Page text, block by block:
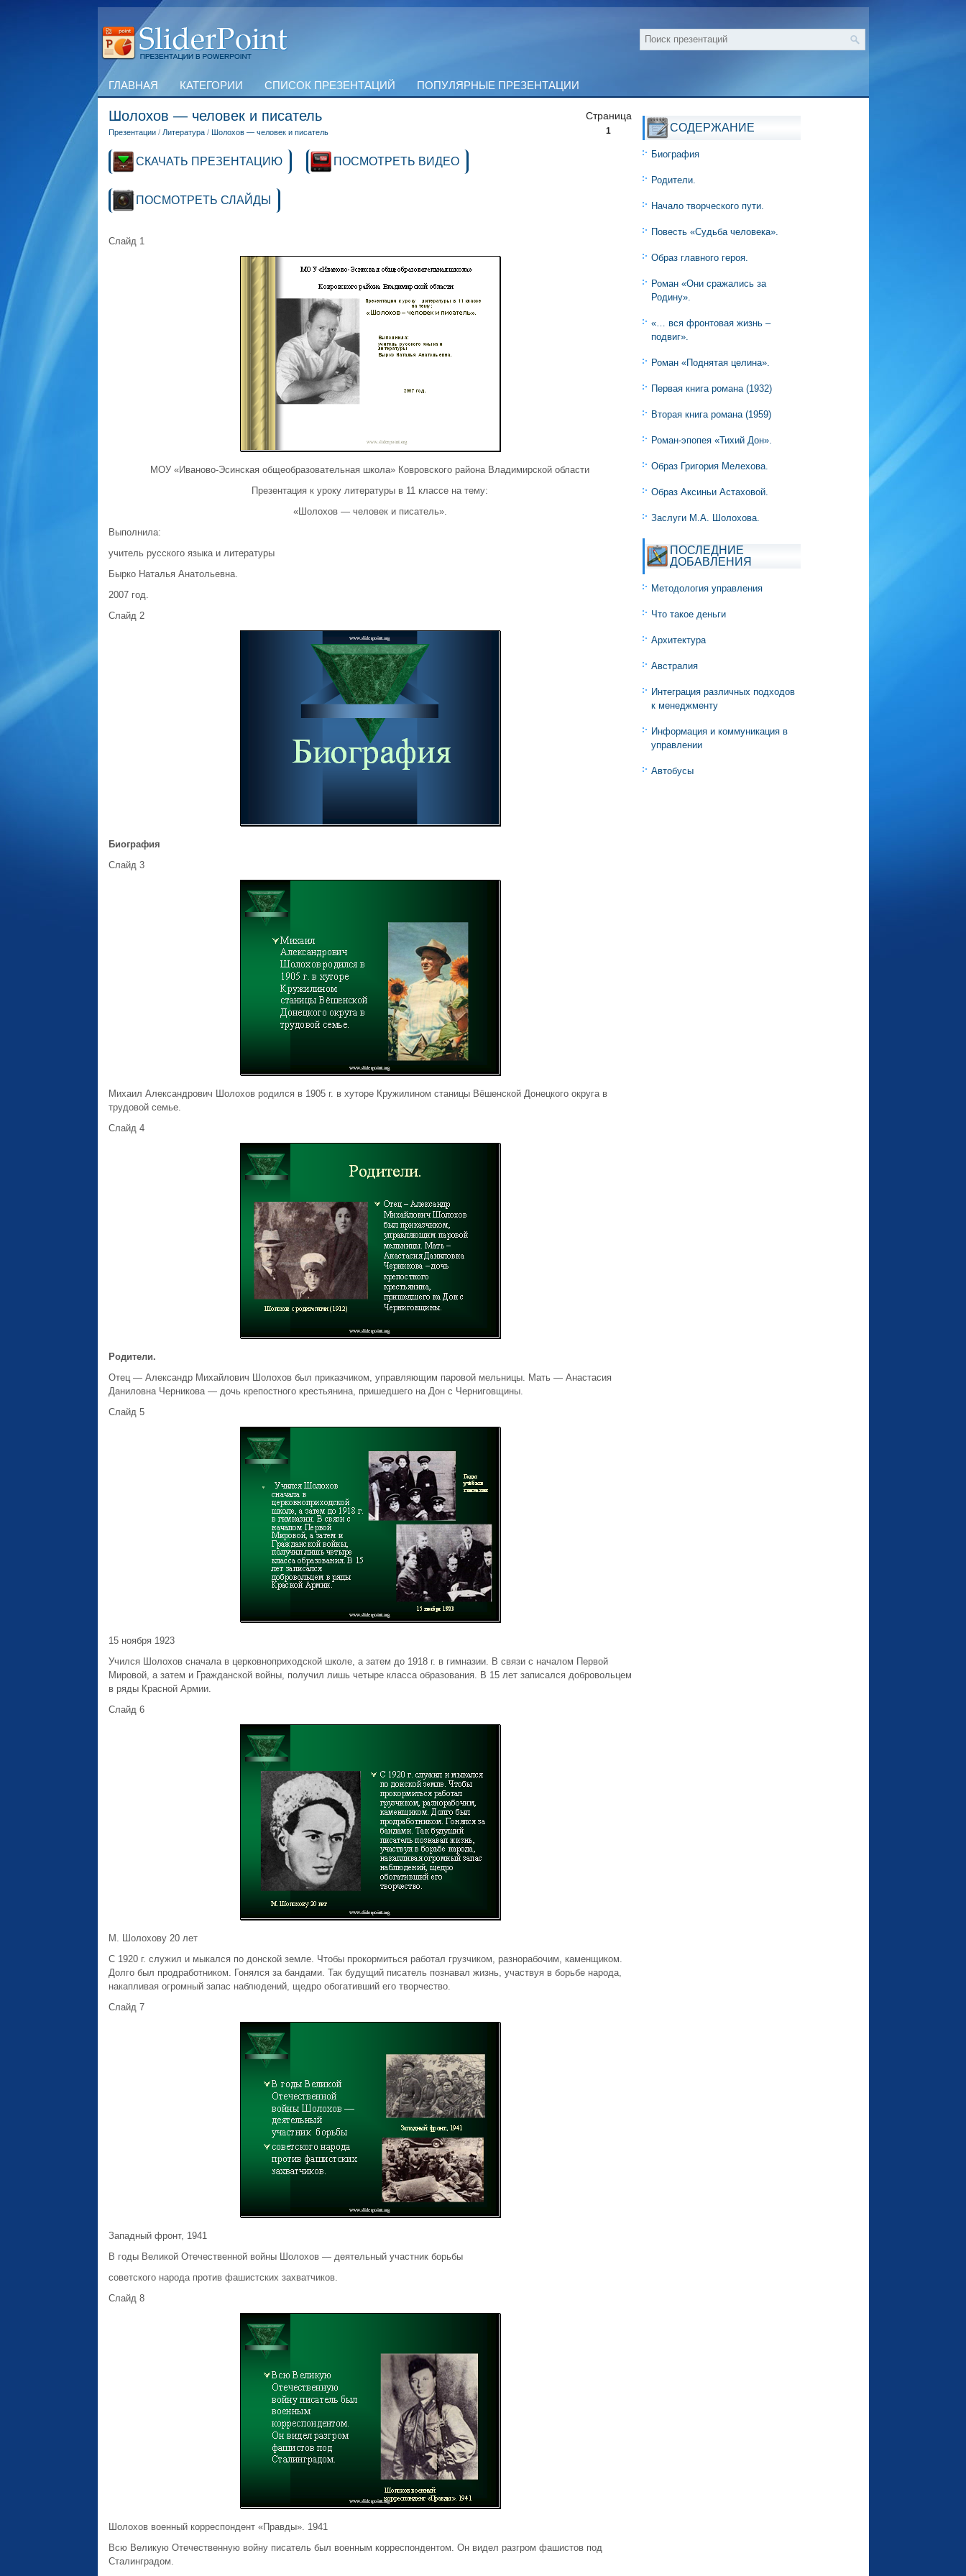
ГЛАВНАЯ КАТЕГОРИИ СПИСОК ПРЕЗЕНТАЦИЙ ПОПУЛЯРНЫЕ ПРЕЗЕНТАЦИИ
Шолохов — человек и писатель Страница
1
Презентации/ Литература/ Шолохов — человек и писатель
СКАЧАТЬ ПРЕЗЕНТАЦИЮ ПОСМОТРЕТЬ ВИДЕО
ПОСМОТРЕТЬ СЛАЙДЫ
Слайд 1
МОУ «Иваново-Эсинская общеобразовательная школа» Ковровского района Владимирской области
Презентация к уроку литературы в 11 классе на тему:
«Шолохов — человек и писатель».
Выполнила:
учитель русского языка и литературы
Бырко Наталья Анатольевна.
2007 год.
Слайд 2
Биография
Слайд 3
Михаил Александрович Шолохов родился в 1905 г. в хуторе Кружилином станицы Вёшенской Донецкого округа в
трудовой семье.
Слайд 4
Родители.
Отец — Александр Михайлович Шолохов был приказчиком, управляющим паровой мельницы. Мать — Анастасия
Даниловна Черникова — дочь крепостного крестьянина, пришедшего на Дон с Черниговщины.
Слайд 5
15 ноября 1923
Учился Шолохов сначала в церковноприходской школе, а затем до 1918 г. в гимназии. В связи с началом Первой
Мировой, а затем и Гражданской войны, получил лишь четыре класса образования. В 15 лет записался добровольцем
в ряды Красной Армии.
Слайд 6
М. Шолохову 20 лет
С 1920 г. служил и мыкался по донской земле. Чтобы прокормиться работал грузчиком, разнорабочим, каменщиком.
Долго был продработником. Гонялся за бандами. Так будущий писатель познавал жизнь, участвуя в борьбе народа,
накапливая огромный запас наблюдений, щедро обогативший его творчество.
Слайд 7
Западный фронт, 1941
В годы Великой Отечественной войны Шолохов — деятельный участник борьбы
советского народа против фашистских захватчиков.
Слайд 8
Шолохов военный корреспондент «Правды». 1941
Всю Великую Отечественную войну писатель был военным корреспондентом. Он видел разгром фашистов под
Сталинградом.
СОДЕРЖАНИЕ
Биография
Родители.
Начало творческого пути.
Повесть «Судьба человека».
Образ главного героя.
Роман «Они сражались за
Родину».
«… вся фронтовая жизнь –
подвиг».
Роман «Поднятая целина».
Первая книга романа (1932)
Вторая книга романа (1959)
Роман-эпопея «Тихий Дон».
Образ Григория Мелехова.
Образ Аксиньи Астаховой.
Заслуги М.А. Шолохова.
ПОСЛЕДНИЕ
ДОБАВЛЕНИЯ
Методология управления
Что такое деньги
Архитектура
Австралия
Интеграция различных подходов
к менеджменту
Информация и коммуникация в
управлении
Автобусы